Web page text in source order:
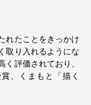
れたことをきっかけ
取り入れるようにな
評価されており、
、くまもと「描く